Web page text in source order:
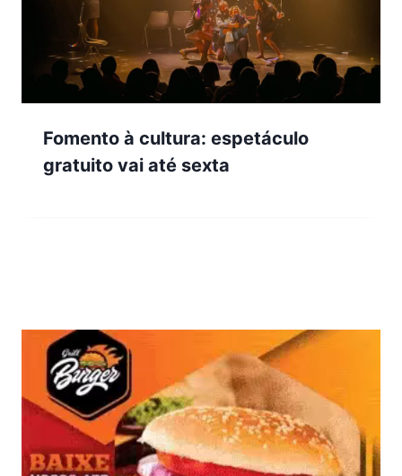
Fomento à cultura: espetáculo
gratuito vai até sexta